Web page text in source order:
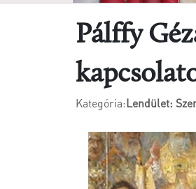
Pálffy
Kategória:Lendület: